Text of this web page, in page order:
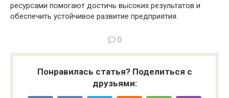
ресурсами помогают достичь высоких результатов и
обеспечить устойчивое развитие предприятия.
0
Понравилась статья? Поделиться с
друзьями: